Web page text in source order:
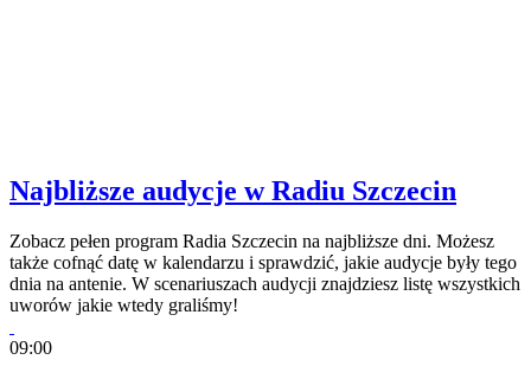
Najbliższe audycje w Radiu Szczecin
Zobacz pełen program Radia Szczecin na najbliższe dni. Możesz
także cofnąć datę w kalendarzu i sprawdzić, jakie audycje były tego
dnia na antenie. W scenariuszach audycji znajdziesz listę wszystkich
uworów jakie wtedy graliśmy!
09:00